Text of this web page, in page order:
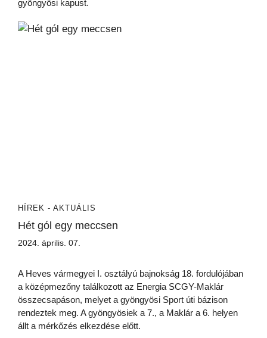
gyöngyösi kapust.
HÍREK - AKTUÁLIS
Hét gól egy meccsen
2024. április. 07.
A Heves vármegyei I. osztályú bajnokság 18. fordulójában
a középmezőny találkozott az Energia SCGY-Maklár
összecsapáson, melyet a gyöngyösi Sport úti bázison
rendeztek meg. A gyöngyösiek a 7., a Maklár a 6. helyen
állt a mérkőzés elkezdése előtt.